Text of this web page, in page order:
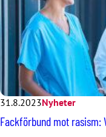
31.8.2023Nyheter
Fackförbund mot rasism: